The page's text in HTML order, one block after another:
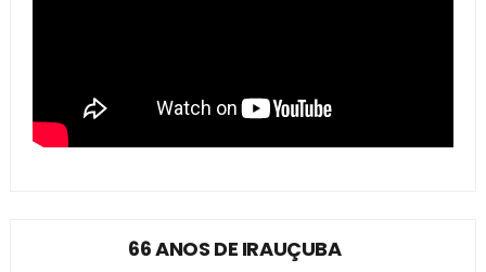
66 ANOS DE IRAUÇUBA